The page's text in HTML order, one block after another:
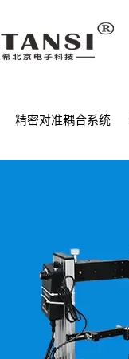
精密对准耦合系统